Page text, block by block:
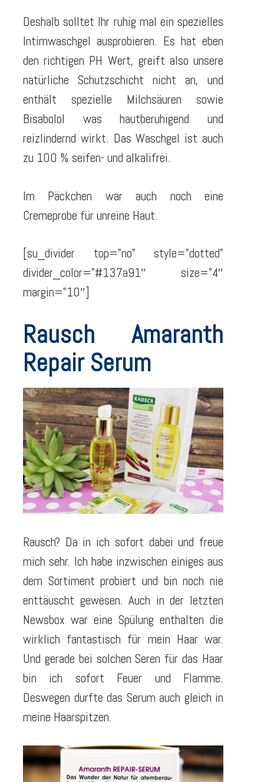
Deshalb solltet Ihr ruhig mal ein spezielles
Intimwaschgel ausprobieren. Es hat eben
den richtigen PH Wert, greift also unsere
natürliche Schutzschicht nicht an, und
enthält spezielle Milchsäuren sowie
Bisabolol was hautberuhigend und
reizlindernd wirkt. Das Waschgel ist auch
zu 100 % seifen- und alkalifrei.
Im Päckchen war auch noch eine
Cremeprobe für unreine Haut.
[su_divider top=”no” style=”dotted”
divider_color=”#137a91″ size=”4″
margin=”10″]
Rausch Amaranth
Repair Serum
Rausch? Da in ich sofort dabei und freue
mich sehr. Ich habe inzwischen einiges aus
dem Sortiment probiert und bin noch nie
enttäuscht gewesen. Auch in der letzten
Newsbox war eine Spülung enthalten die
wirklich fantastisch für mein Haar war.
Und gerade bei solchen Seren für das Haar
bin ich sofort Feuer und Flamme.
Deswegen durfte das Serum auch gleich in
meine Haarspitzen.